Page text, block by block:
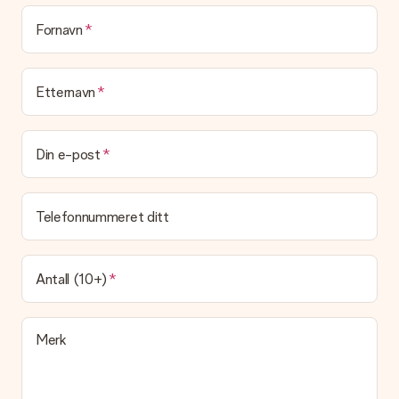
Blir gaven min pakket inn?
(Foreløpig) tilbyr vi ikke denne tjenesten. Vi leverer våre gaver
Leveringstid, leveringsalternativer og frakt
Kan jeg velge en leveringsdato?
Det er ikke mulig å velge en bestemt leveringsdato.
Leveringstiden er indikert på produktsiden til gaven. Du kan
stole på at vår operatør leverer gaven din denne dagen.
Hvilke leveringsalternativer kan jeg velge mellom?
For tiden er det ikke mulig å velge et leveringsalternativ.
Gaven du bestiller sendes enten som en pakke eller som
postbokslevering. Vil du vite hvilket alternativ bestillingen din
faller inn under? Ta kontakt med vår kundeservice.
Fornavn
Etternavn
Din e-post
Telefonnummeret ditt
Antall (10+)
Merk